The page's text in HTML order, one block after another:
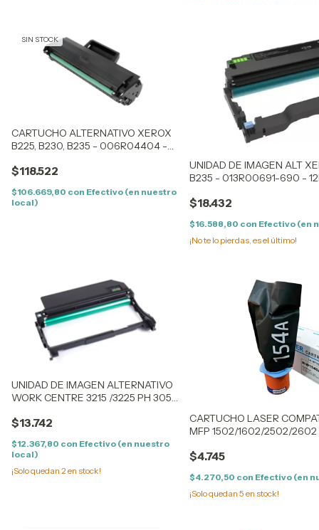
SIN STOCK
CARTUCHO ALTERNATIVO XEROX
B225, B230, B235 - 006R04404 -
$118.522
$106.669,80 con Efectivo (en nuestro
local)
UNIDAD DE IMAGEN ALT
B235 - 013R00691-690 -
$18.432
$16.588,80 con Efectivo (en
¡No te lo pierdas, es el último!
UNIDAD DE IMAGEN ALTERNATIVO
WORK CENTRE 3215 /3225 PH 3052
$13.742
$12.367,80 con Efectivo (en nuestro
local)
¡Solo quedan 2en stock!
CARTUCHO LASER
MFP 1502/1602/2502/2602
$4.745
$4.270,50 con Efectivo (en
¡Solo quedan 5 en stock!